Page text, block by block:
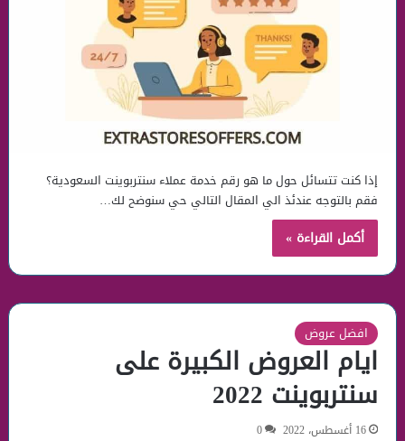
إذا كنت تتسائل حول ما هو رقم خدمة عملاء سنتربوينت السعودية؟
فقم بالتوجه عندئذ الي المقال التالي حي سنوضح لك…
أكمل القراءة »
افضل عروض
ايام العروض الكبيرة على
سنتربوينت 2022
16 أغسطس، 2022 0